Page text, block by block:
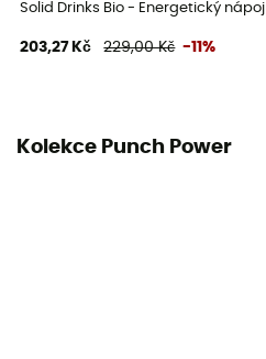
Solid Drinks Bio - Energetický nápoj
203,27 Kč 229,00 Kč -11%
Kolekce Punch Power